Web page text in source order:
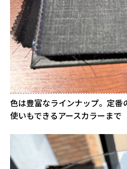
色は豊富なラインナップ。定番
使いもできるアースカラーまで